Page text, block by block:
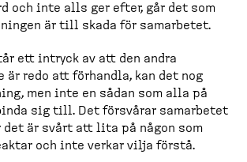
och inte alls ger efter, går det som
är till skada för samarbetet.
ett intryck av att den andra
är redo att förhandla, kan det nog
men inte en sådan som alla på
sig till. Det försvårar samarbetet
det är svårt att lita på någon som
och inte verkar vilja förstå.